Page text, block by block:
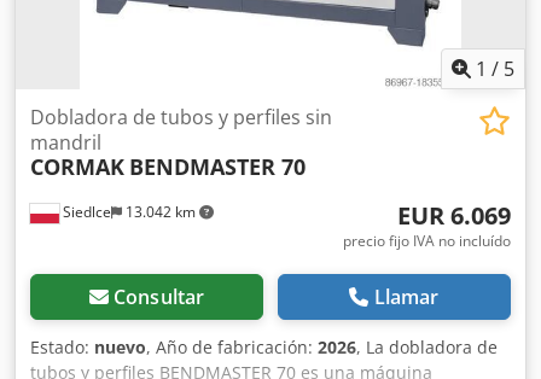
1 / 5
Siedlce 13.042 km
Dobladora de tubos y perfiles sin
mandril
CORMAK BENDMASTER 70
EUR 6.069
precio fijo IVA no incluído
Consultar Llamar
Estado: nuevo, Año de fabricación: 2026, La dobladora de
tubos y perfiles BENDMASTER 70 es una máquina